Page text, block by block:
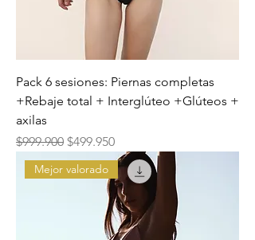
Pack 6 sesiones: Piernas completas
+Rebaje total + Interglúteo +Glúteos +
axilas
Precio
$999.900 Precio de oferta
$499.950
Mejor valorado